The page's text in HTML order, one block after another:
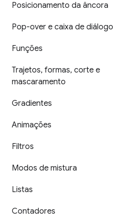
Posicionamento da âncora
Pop-over e caixa de diálogo
Funções
Trajetos, formas, corte e
mascaramento
Gradientes
Animações
Filtros
Modos de mistura
Listas
Contadores